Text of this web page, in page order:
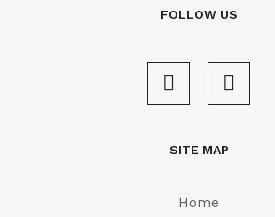
FOLLOW US
SITE MAP
Home